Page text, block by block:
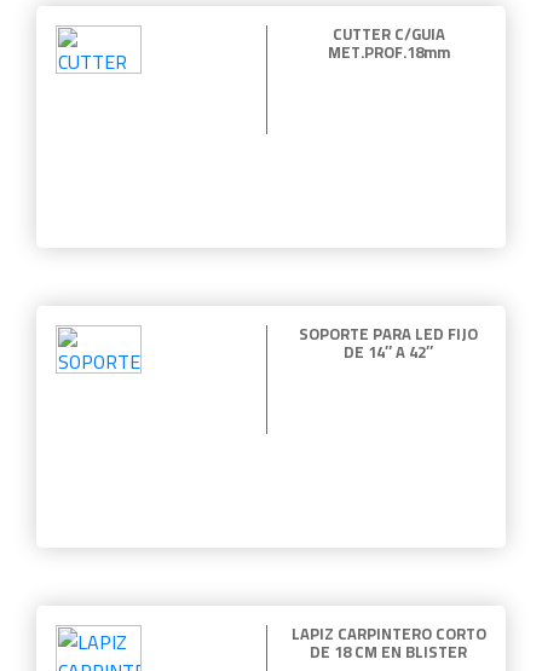
CUTTER C/GUIA
MET.PROF.18mm
SOPORTE PARA LED FIJO
DE 14″ A 42″
LAPIZ CARPINTERO CORTO
DE 18 CM EN BLISTER